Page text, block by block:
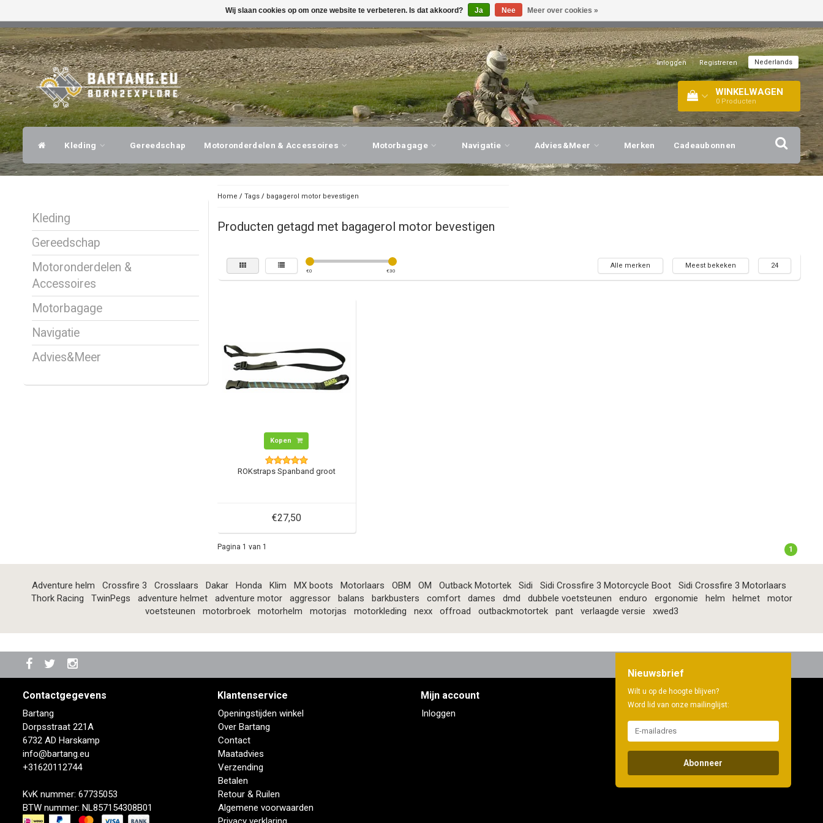
DESKUNDIG ADVIES, PERSOONLIJKE SERVICE! BEZOEK ONZE WINKEL!
Inloggen | Registreren Nederlands
WINKELWAGEN
0 Producten
Kleding Gereedschap Motoronderdelen & Accessoires Motorbagage Navigatie Advies&Meer Merken Cadeaubonnen
Kleding
Gereedschap
Motoronderdelen &
Accessoires
Motorbagage
Navigatie
Advies&Meer
Home / Tags/ bagagerol motor bevestigen
Producten getagd met bagagerol motor bevestigen
€0 €30
Alle merken Meest bekeken 24
Kopen
ROKstraps Spanband groot
€27,50
Pagina 1 van 1 1
Adventure helm Crossfire 3 Crosslaars Dakar Honda Klim MX boots Motorlaars OBM OM Outback Motortek Sidi Sidi Crossfire 3 Motorcycle Boot
Sidi Crossfire 3 Motorlaars
Thork Racing
TwinPegs adventure helmet adventure motor aggressor balans barkbusters comfort dames dmd dubbele voetsteunen enduro ergonomie helm helmet
motor
voetsteunen
motorbroek motorhelm motorjas motorkleding nexx offroad outbackmotortek pant verlaagde versie xwed3
Contactgegevens
Bartang
Dorpsstraat 221A
6732 AD Harskamp
info@bartang.eu
+31620112744
KvK nummer: 67735053
BTW nummer: NL857154308B01
Klantenservice
Openingstijden winkel
Over Bartang
Contact
Maatadvies
Verzending
Betalen
Retour & Ruilen
Algemene voorwaarden
Mijn account
Inloggen
Nieuwsbrief
Wilt u op de hoogte blijven?
Word lid van onze mailinglijst:
Abonneer
Wij slaan cookies op om onze website te verbeteren. Is dat akkoord? Ja Nee Meer over cookies »